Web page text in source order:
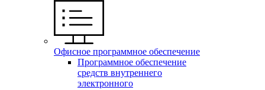
Офисное программное обеспечение
Программное обеспечение
средств внутреннего
электронного